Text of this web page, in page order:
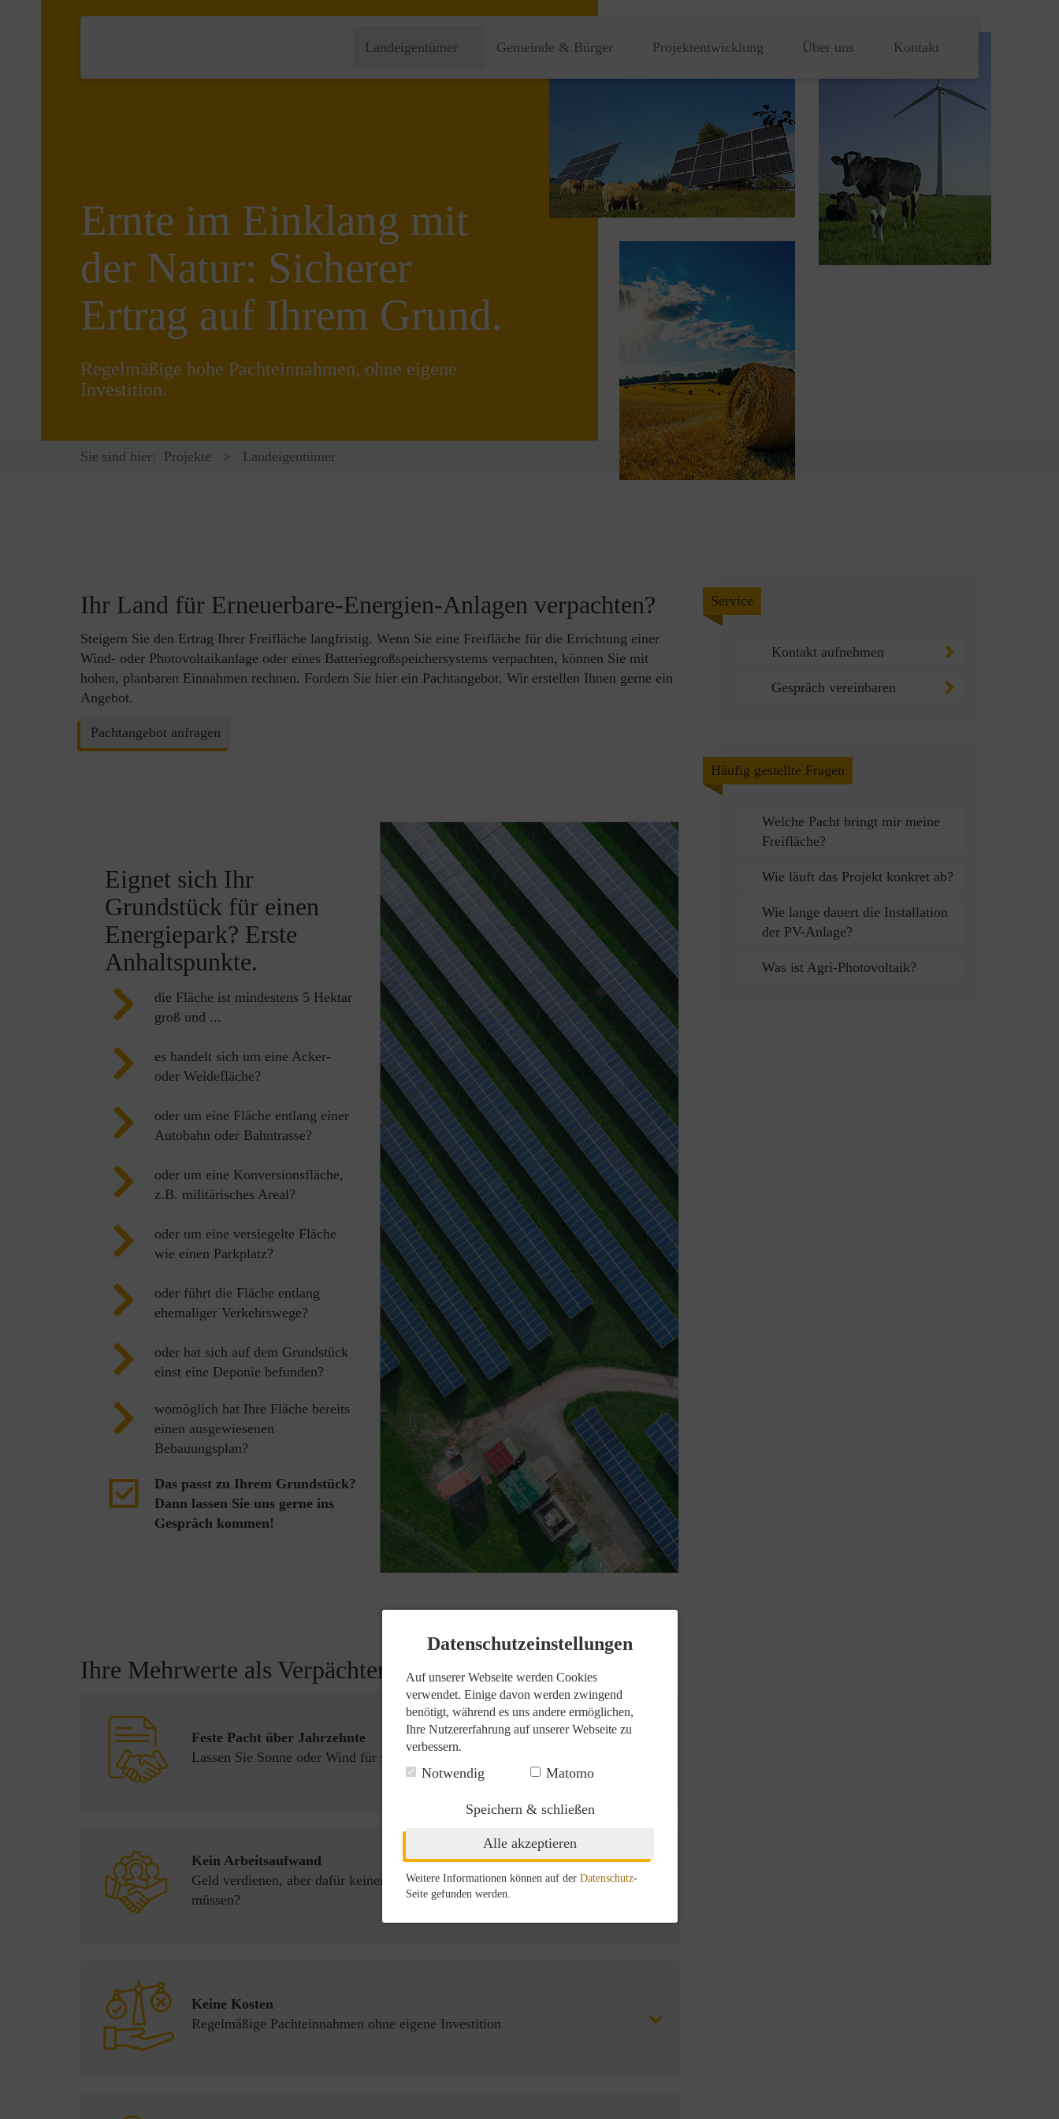
Landeigentümer Gemeinde & Bürger Projektentwicklung Über uns Kontakt
Ernte im Einklang mit
der Natur: Sicherer
Ertrag auf Ihrem Grund.
Regelmäßige hohe Pachteinnahmen, ohne eigene
Investition.
Sie sind hier: Projekte > Landeigentümer
Ihr Land für Erneuerbare-Energien-Anlagen verpachten?
Steigern Sie den Ertrag Ihrer Freifläche langfristig. Wenn Sie eine Freifläche für die Errichtung einer
Wind- oder Photovoltaikanlage oder eines Batteriegroßspeichersystems verpachten, können Sie mit
hohen, planbaren Einnahmen rechnen. Fordern Sie hier ein Pachtangebot. Wir erstellen Ihnen gerne ein
Angebot.
Pachtangebot anfragen
Eignet sich Ihr
Grundstück für einen
Energiepark? Erste
Anhaltspunkte.
die Fläche ist mindestens 5 Hektar
groß und ...
es handelt sich um eine Acker-
oder Weidefläche?
oder um eine Fläche entlang einer
Autobahn oder Bahntrasse?
oder um eine Konversionsfläche,
z.B. militärisches Areal?
oder um eine versiegelte Fläche
wie einen Parkplatz?
oder führt die Fläche entlang
ehemaliger Verkehrswege?
oder hat sich auf dem Grundstück
einst eine Deponie befunden?
womöglich hat Ihre Fläche bereits
einen ausgewiesenen
Bebauungsplan?
Das passt zu Ihrem Grundstück?
Dann lassen Sie uns gerne ins
Gespräch kommen!
Ihre Mehrwerte als Verpächter
Feste Pacht über Jahrzehnte
Lassen Sie Sonne oder Wind für sich arbeiten!
Kein Arbeitsaufwand
Geld verdienen, aber dafür keinen größeren Arbeitseinsatz an den Tag legen
müssen?
Keine Kosten
Regelmäßige Pachteinnahmen ohne eigene Investition
Service
Kontakt aufnehmen
Gespräch vereinbaren
Häufig gestellte Fragen
Welche Pacht bringt mir meine
Freifläche?
Wie läuft das Projekt konkret ab?
Wie lange dauert die Installation
der PV-Anlage?
Was ist Agri-Photovoltaik?
Datenschutzeinstellungen
Auf unserer Webseite werden Cookies
verwendet. Einige davon werden zwingend
benötigt, während es uns andere ermöglichen,
Ihre Nutzererfahrung auf unserer Webseite zu
verbessern.
Notwendig Matomo
Speichern & schließen
Alle akzeptieren
Weitere Informationen können auf der Datenschutz-
Seite gefunden werden.